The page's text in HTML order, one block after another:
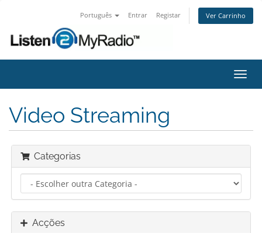
Português Entrar Registar Ver Carrinho
Video Streaming
Categorias
Acções